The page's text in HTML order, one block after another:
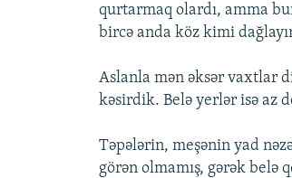
qurtarmaq olardı, amma
bircə anda köz kimi
Aslanla mən əksər vaxtlar
kəsirdik. Belə yerlər isə az
Təpələrin, meşənin yad
görən olmamış, gərək belə